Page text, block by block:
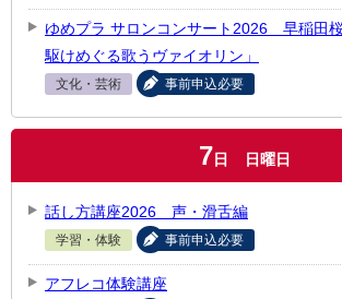
ゆめプラ サロンコンサート2026 早稲田
駆けめぐる歌うヴァイオリン」
文化・芸術 事前申込必要
7日 日曜日
話し方講座2026 声・滑舌編
学習・体験 事前申込必要
アフレコ体験講座